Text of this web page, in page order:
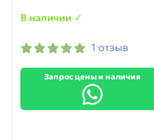
В наличии ✓
1 отзыв
Запрос цены и наличия